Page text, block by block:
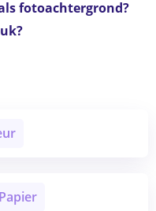
fotoachtergrond?
Papier